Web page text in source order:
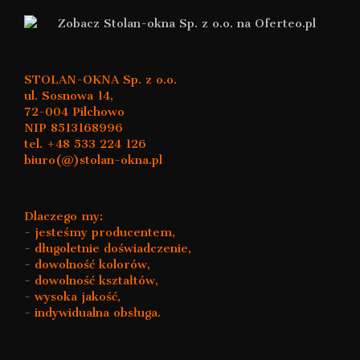
STOLAN-OKNA Sp. z o.o.
ul. Sosnowa 14,
72-004 Pilchowo
NIP 8513168996
tel. +48 533 224 126
biuro(@)stolan-okna.pl
Dlaczego my:
- jesteśmy producentem,
- długoletnie doświadczenie,
- dowolność kolorów,
- dowolność kształtów,
- wysoka jakość,
- indywidualna obsługa.